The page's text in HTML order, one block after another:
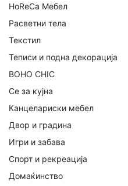
HoReCa Мебел
Расветни тела
Текстил
Теписи и подна декорација
BOHO CHIC
Се за кујна
Канцелариски мебел
Двор и градина
Игри и забава
Спорт и рекреација
Домаќинство